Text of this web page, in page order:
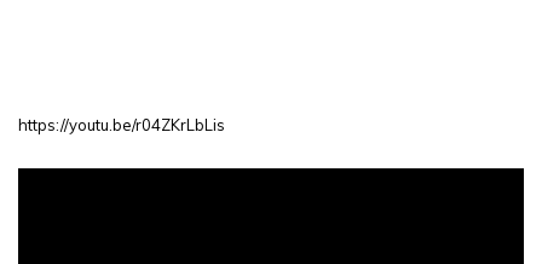
https://youtu.be/r04ZKrLbLis